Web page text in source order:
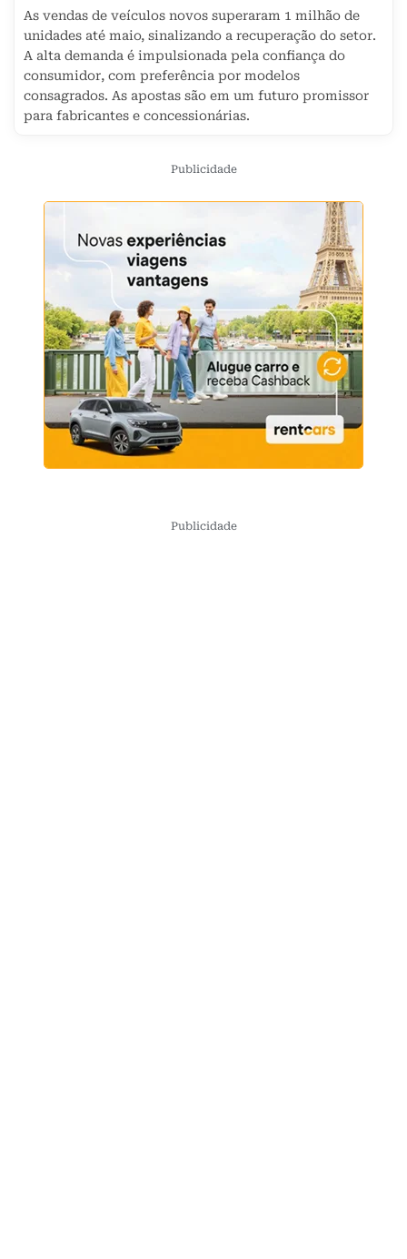
As vendas de veículos novos superaram 1 milhão de
unidades até maio, sinalizando a recuperação do setor.
A alta demanda é impulsionada pela confiança do
consumidor, com preferência por modelos
consagrados. As apostas são em um futuro promissor
para fabricantes e concessionárias.
Publicidade
Publicidade